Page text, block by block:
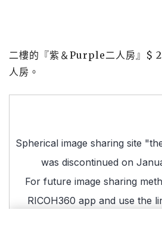
二樓的『紫＆Purple二人房』$
人房。